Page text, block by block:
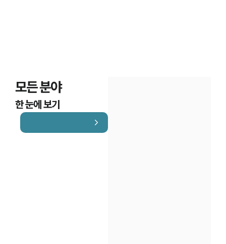
모든 분야
한 눈에 보기